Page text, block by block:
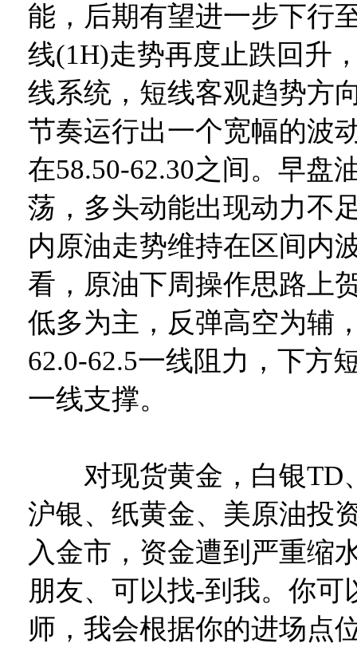
能，后期有望进一步下行
线(1H)走势再度止跌回升
线系统，短线客观趋势方
节奏运行出一个宽幅的波
在58.50-62.30之间。早盘
荡，多头动能出现动力不
内原油走势维持在区间内
看，原油下周操作思路上
低多为主，反弹高空为辅
62.0-62.5一线阻力，下方
一线支撑。
对现货黄金，白银TD
沪银、纸黄金、美原油投
入金市，资金遭到严重缩
朋友、可以找-到我。你可
师，我会根据你的进场点